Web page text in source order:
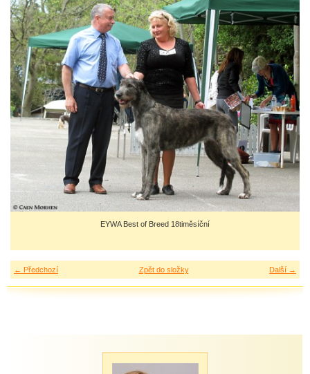
EYWA Best of Breed 18timěsíční
← Předchozí Další →
Zpět do složky